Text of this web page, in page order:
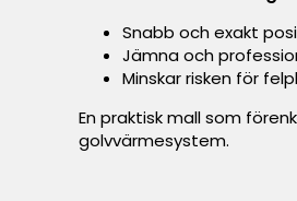
Snabb och exakt
Jämna och
Minskar risken för
En praktisk mall som
golvvärmesystem.